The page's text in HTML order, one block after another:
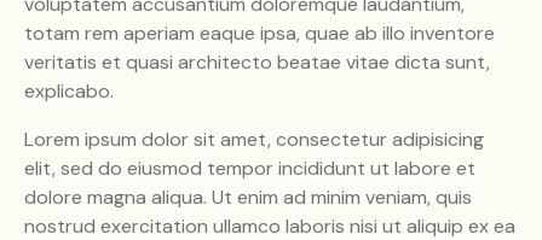
totam rem aperiam eaque ipsa, quae ab illo inventore
veritatis et quasi architecto beatae vitae dicta sunt,
explicabo.
Lorem ipsum dolor sit amet, consectetur adipisicing
elit, sed do eiusmod tempor incididunt ut labore et
dolore magna aliqua. Ut enim ad minim veniam, quis
nostrud exercitation ullamco laboris nisi ut aliquip ex ea